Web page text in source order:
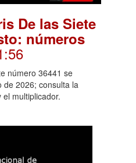
De las Siete
números
número 36441 se
de 2026; consulta la
multiplicador.